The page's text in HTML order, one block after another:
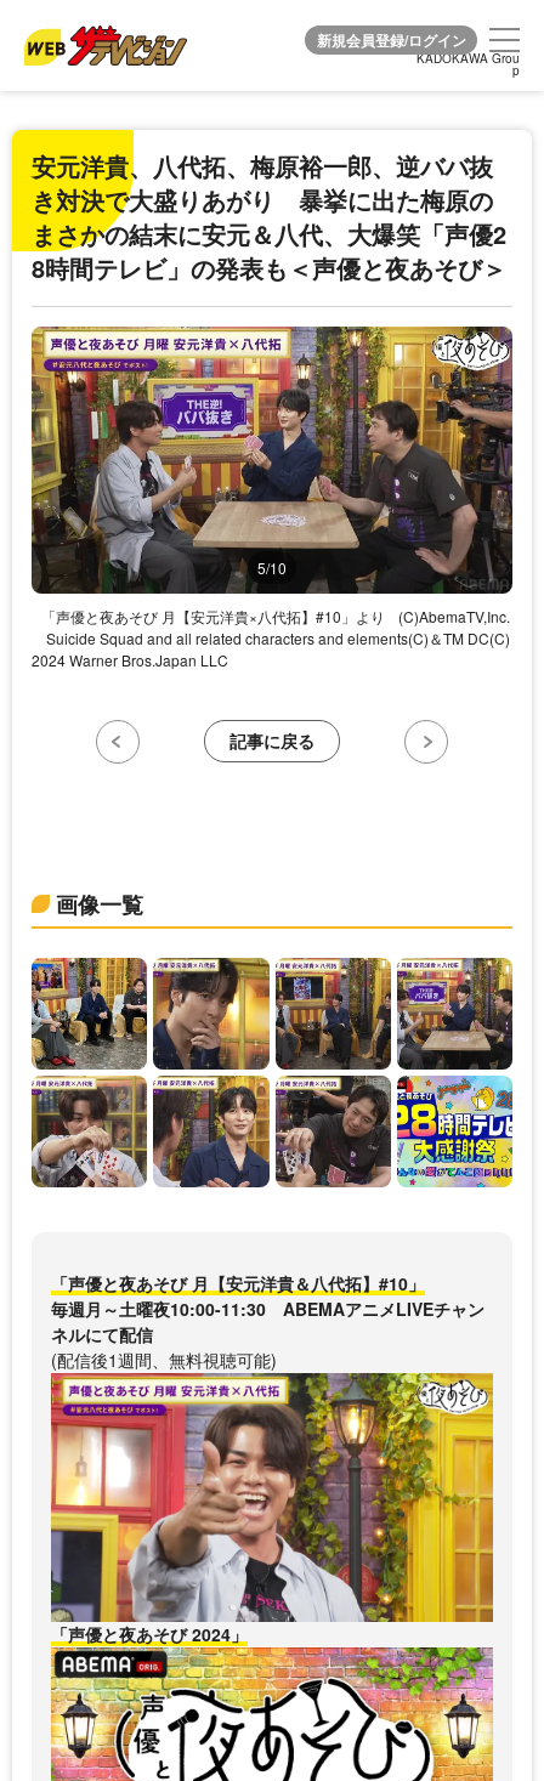
KADOKAWA Grou
p
KADOKAWA Grou
p
安元洋貴、八代拓、梅原裕一郎、逆ババ抜
き対決で大盛りあがり 暴挙に出た梅原の
まさかの結末に安元＆八代、大爆笑「声優2
8時間テレビ」の発表も＜声優と夜あそび＞
5/10
「声優と夜あそび 月【安元洋貴×八代拓】#10」より
(C)AbemaTV,Inc.
Suicide Squad and all related characters and elements(C)＆TM DC(C)
2024 Warner Bros.Japan LLC
記事に戻る
画像一覧
「声優と夜あそび 月【安元洋貴＆八代拓】#10」
毎週月～土曜夜10:00-11:30 ABEMAアニメLIVEチャン
ネルにて配信
(配信後1週間、無料視聴可能)
「声優と夜あそび 2024」